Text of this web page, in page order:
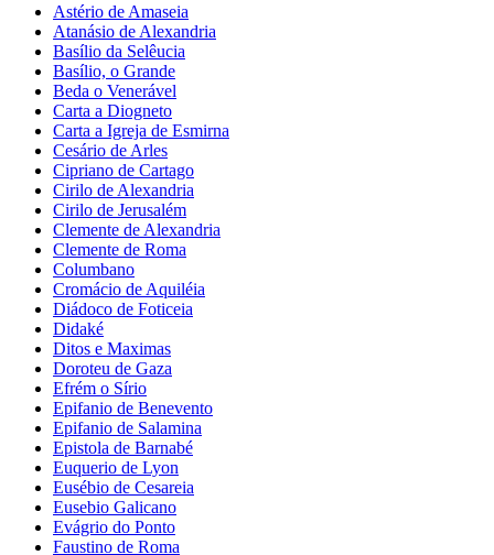
Astério de Amaseia
Atanásio de Alexandria
Basílio da Selêucia
Basílio, o Grande
Beda o Venerável
Carta a Diogneto
Carta a Igreja de Esmirna
Cesário de Arles
Cipriano de Cartago
Cirilo de Alexandria
Cirilo de Jerusalém
Clemente de Alexandria
Clemente de Roma
Columbano
Cromácio de Aquiléia
Diádoco de Foticeia
Didaké
Ditos e Maximas
Doroteu de Gaza
Efrém o Sírio
Epifanio de Benevento
Epifanio de Salamina
Epistola de Barnabé
Euquerio de Lyon
Eusébio de Cesareia
Eusebio Galicano
Evágrio do Ponto
Faustino de Roma